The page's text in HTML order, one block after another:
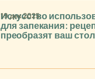
Искусство
для запекания:
преобразят ваш стол
19 дек 2025